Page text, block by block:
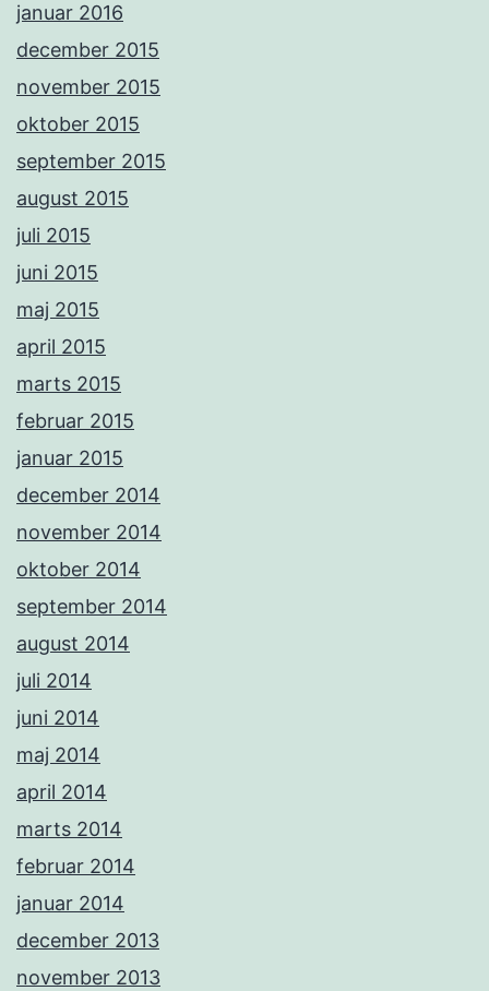
januar 2016
december 2015
november 2015
oktober 2015
september 2015
august 2015
juli 2015
juni 2015
maj 2015
april 2015
marts 2015
februar 2015
januar 2015
december 2014
november 2014
oktober 2014
september 2014
august 2014
juli 2014
juni 2014
maj 2014
april 2014
marts 2014
februar 2014
januar 2014
december 2013
november 2013